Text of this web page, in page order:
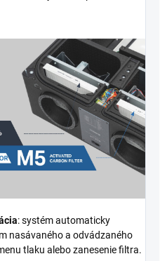
: systém automaticky
nasávaného a odvádzaného
tlaku alebo zanesenie filtra.